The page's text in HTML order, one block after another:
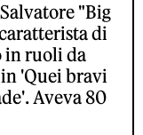
"Big
di
in ruoli da
in 'Quei bravi
Aveva 80